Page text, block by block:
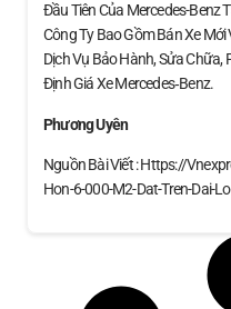
Đầu Tiên Của Mercedes-Benz
Công Ty Bao Gồm Bán Xe
Dịch Vụ Bảo Hành, Sửa Chữa,
Định Giá Xe Mercedes‑Benz.
Phương Uyên
Nguồn Bài Viết : Https://
Hon-6-000-M2-Dat-Tren-Dai-